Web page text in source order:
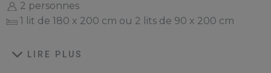
2 personnes
1 lit de 180 x 200 cm ou 2 lits de 90 x 200 cm
LIRE PLUS